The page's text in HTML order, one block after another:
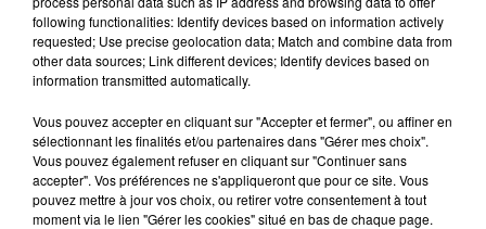
Flash infos
Crédit :Flash infos
following functionalities: Identify devices based on information actively
requested; Use precise geolocation data; Match and combine data from
other data sources; Link different devices; Identify devices based on
information transmitted automatically.
Vous pouvez accepter en cliquant sur "Accepter et fermer", ou affiner en
sélectionnant les finalités et/ou partenaires dans "Gérer mes choix".
Vous pouvez également refuser en cliquant sur "Continuer sans
accepter". Vos préférences ne s'appliqueront que pour ce site. Vous
pouvez mettre à jour vos choix, ou retirer votre consentement à tout
moment via le lien "Gérer les cookies" situé en bas de chaque page.